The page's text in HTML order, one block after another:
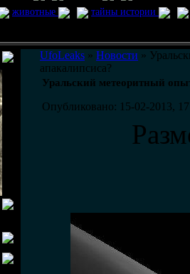
животные
тайны истории
UfoLeaks » Новости »
апакалипсиса?
Уральский метеоритный
Опубликовано: 15-02-2013,